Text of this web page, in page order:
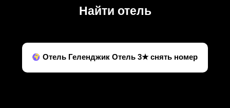
Найти отель
Отель Геленджик Отель 3★ снять номер